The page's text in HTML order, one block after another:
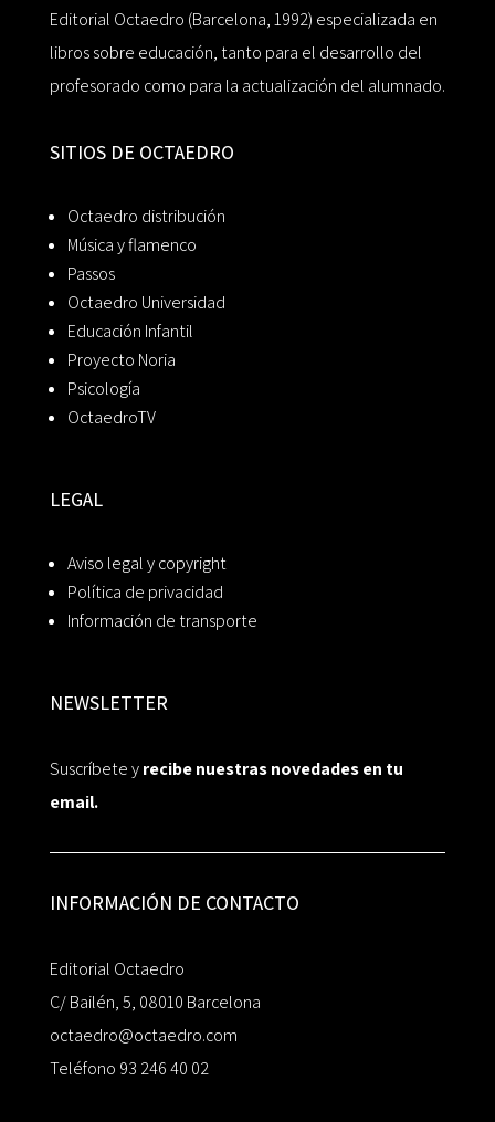
Editorial Octaedro (Barcelona, 1992) especializada en
libros sobre educación, tanto para el desarrollo del
profesorado como para la actualización del alumnado.
SITIOS DE OCTAEDRO
Octaedro distribución
Música y flamenco
Passos
Octaedro Universidad
Educación Infantil
Proyecto Noria
Psicología
OctaedroTV
LEGAL
Aviso legal y copyright
Política de privacidad
Información de transporte
NEWSLETTER
Suscríbete yrecibe nuestras novedades en tu
email.
INFORMACIÓN DE CONTACTO
Editorial Octaedro
C/ Bailén, 5, 08010 Barcelona
octaedro@octaedro.com
Teléfono 93 246 40 02